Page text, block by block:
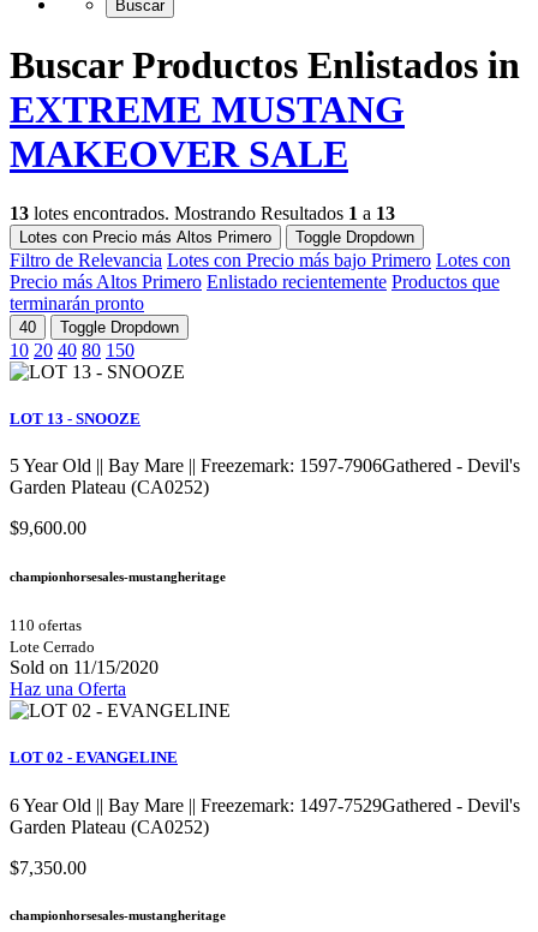
Buscar Productos Enlistados in
EXTREME MUSTANG
MAKEOVER SALE
13 lotes encontrados. Mostrando Resultados 1 a 13
Lotes con Precio más Altos Primero Toggle Dropdown
Filtro de Relevancia Lotes con Precio más bajo Primero Lotes con
Precio más Altos Primero Enlistado recientemente Productos que
terminarán pronto
40 Toggle Dropdown
10 20 40 80 150
LOT 13 - SNOOZE
5 Year Old || Bay Mare || Freezemark: 1597-7906Gathered - Devil's
Garden Plateau (CA0252)
$9,600.00
championhorsesales-mustangheritage
110 ofertas
Lote Cerrado
Sold on 11/15/2020
Haz una Oferta
LOT 02 - EVANGELINE
6 Year Old || Bay Mare || Freezemark: 1497-7529Gathered - Devil's
Garden Plateau (CA0252)
$7,350.00
championhorsesales-mustangheritage